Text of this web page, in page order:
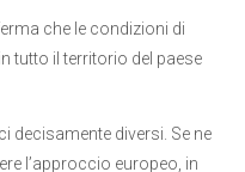
che le condizioni di
tutto il territorio del paese
decisamente diversi. Se ne
l’approccio europeo, in